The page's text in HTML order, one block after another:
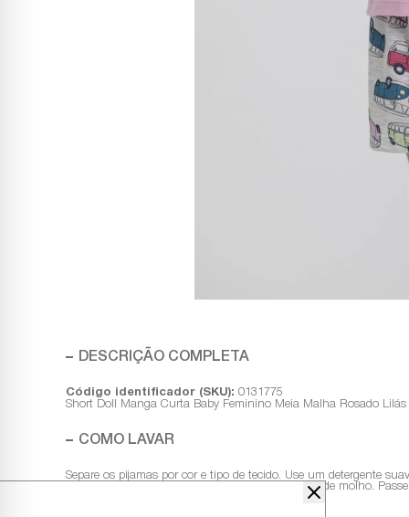
DESCRIÇÃO COMPLETA
Código identificador (SKU): 0131775
Short Doll Manga Curta Baby Feminino Meia Malha Rosado
COMO LAVAR
Separe os pijamas por cor e tipo de tecido. Use um detergente
ao ar livre, longe da luz solar direta, e evite deixar de molho.